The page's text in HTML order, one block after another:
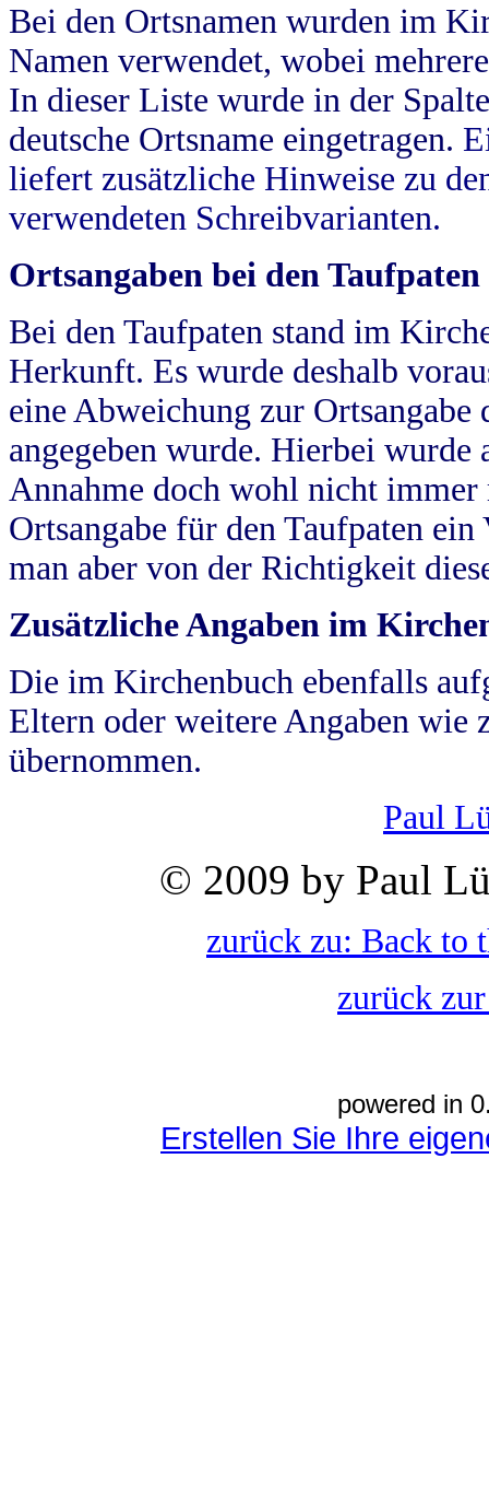
Bei den Ortsnamen wurden im
Namen verwendet, wobei
In dieser Liste wurde in der
deutsche Ortsname eingetragen.
liefert zusätzliche Hinweise zu
verwendeten Schreibvarianten.
Ortsangaben bei den Taufpaten
Bei den Taufpaten stand im
Herkunft. Es wurde deshalb
eine Abweichung zur
angegeben wurde. Hierbei wurde
Annahme doch wohl nicht
Ortsangabe für den Taufpaten
man aber von der Richtigkeit
Zusätzliche Angaben im
Die im Kirchenbuch ebenfalls
Eltern oder weitere Angaben wie
übernommen.
Paul
© 2009 by Paul
zurück zu: Back to
zurück
powered in
Erstellen Sie Ihre